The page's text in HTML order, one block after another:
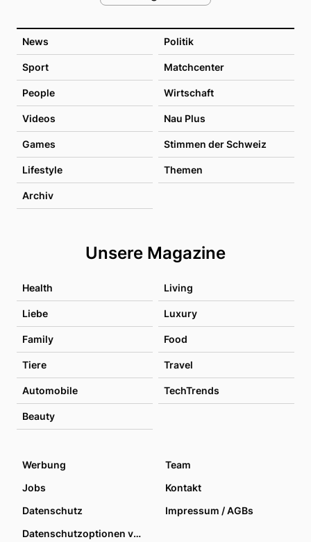
News Politik
Sport Matchcenter
People Wirtschaft
Videos Nau Plus
Games Stimmen der Schweiz
Lifestyle Themen
Archiv
Unsere Magazine
Health Living
Liebe Luxury
Family Food
Tiere Travel
Automobile TechTrends
Beauty
Werbung
Team
Jobs
Kontakt
Datenschutz
Impressum / AGBs
Datenschutzoptionen verwalten